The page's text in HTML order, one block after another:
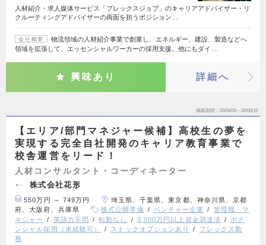
人材紹介・求人媒体サービス「プレックスジョブ」のキャリアアドバイザー・リ
クルーティングアドバイザーの両面を担うポジション…
会社概要
物流領域の人材紹介事業で創業し、エネルギー、建設、製造などへ
領域を拡張して、エッセンシャルワーカーの採用支援。他にもダイ…
興味あり 詳細へ
掲載期間 26/08/06～26/08/19
【エリア/部門マネジャー候補】高校生の夢を
実現する完全自社開発のキャリア教育事業で
校舎運営をリード！
人材コンサルタント・コーディネーター
株式会社花形
550万円 ～ 749万円
埼玉県、千葉県、東京都、神奈川県、京都
府、大阪府、兵庫県
株式公開準備 ベンチャー企業
管理職・マ
ネジャー
英語力不問 転勤なし 3,000万円以上資金調達済
ポテ
ンシャル採用（未経験可）
ストックオプションあり
フレックス勤
務